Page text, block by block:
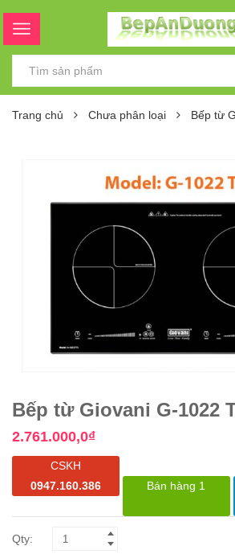
Trang chủ Chưa phân loại Bếp từ
Bếp từ Giovani G-1022
2.761.000,0₫
CSKH
0947.160.386
Bán hàng 1